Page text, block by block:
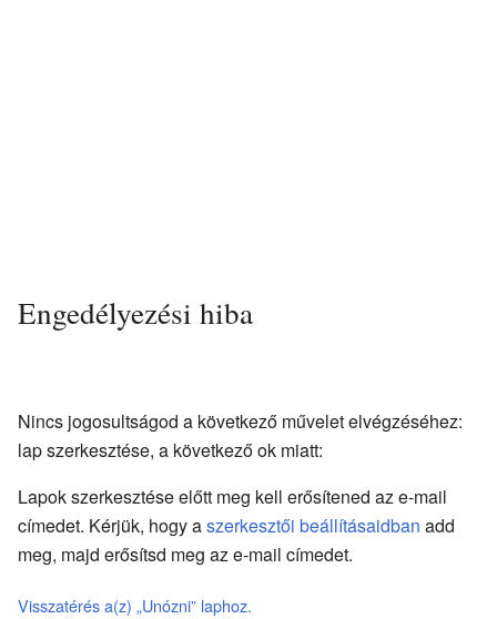
Engedélyezési hiba
Nincs jogosultságod a következő művelet elvégzéséhez:
lap szerkesztése, a következő ok miatt:
Lapok szerkesztése előtt meg kell erősítened az e-mail
címedet. Kérjük, hogy aszerkesztői beállításaidban add
meg, majd erősítsd meg az e-mail címedet.
Visszatérés a(z) „Unózni” laphoz.